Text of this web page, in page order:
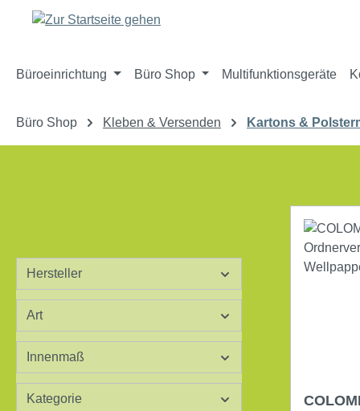
Hauptinhalt springen
Zur Suche springen
Zur Hauptnavigation springen
Büroeinrichtung Büro Shop Multifunktionsgeräte
Büro Shop Kleben & Versenden Kartons &
Hersteller
Art
Innenmaß
Kategorie